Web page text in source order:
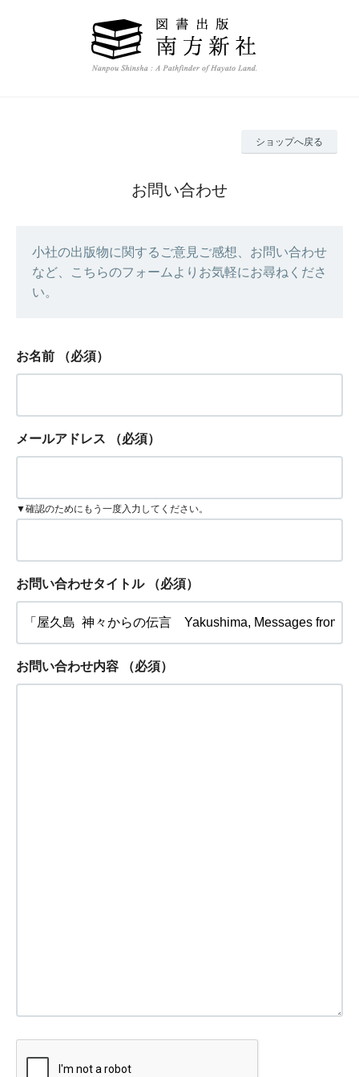
ショップへ戻る
お問い合わせ
小社の出版物に関するご意見ご感想、お問い合わせ
など、こちらのフォームよりお気軽にお尋ねくださ
い。
お名前 （必須）
メールアドレス （必須）
▼確認のためにもう一度入力してください。
お問い合わせタイトル （必須）
お問い合わせ内容 （必須）